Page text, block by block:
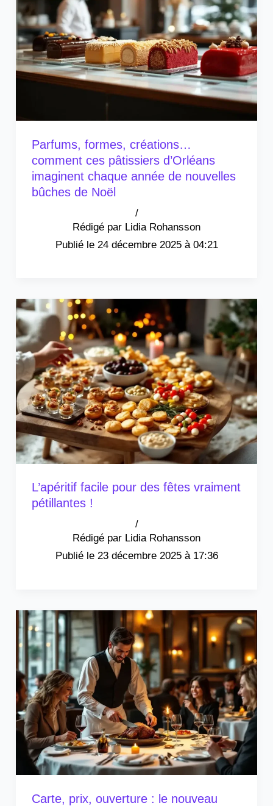
Parfums, formes, créations…
comment ces pâtissiers d’Orléans
imaginent chaque année de nouvelles
bûches de Noël
Lidia Rohansson
/
24 décembre 2025 à 04:21
L’apéritif facile pour des fêtes vraiment
pétillantes !
Lidia Rohansson
/
23 décembre 2025 à 17:36
Carte, prix, ouverture : le nouveau